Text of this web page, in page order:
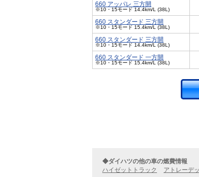
660 アッパレ 三方開
※10・15モード 14.4km/L (38L)
660 スタンダード 三方開
※10・15モード 15.4km/L (38L)
660 スタンダード 三方開
※10・15モード 14.4km/L (38L)
660 スタンダード 一方開
※10・15モード 15.4km/L (38L)
◆ダイハツの他の車の燃費情報
ハイゼットトラック
アトレーデ